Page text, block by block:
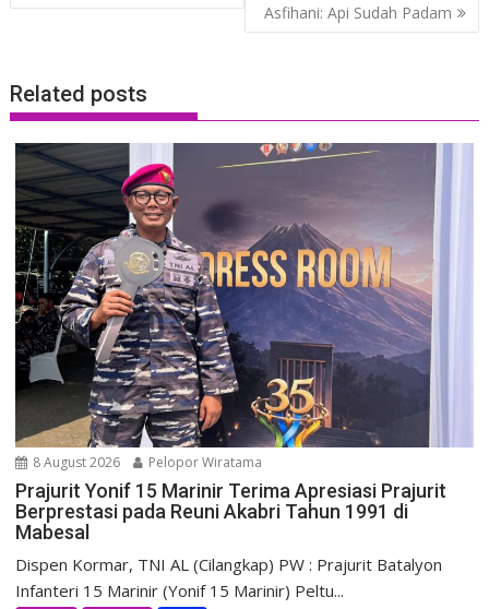
Asfihani: Api Sudah Padam
Related posts
8 August 2026 Pelopor Wiratama
Prajurit Yonif 15 Marinir Terima Apresiasi Prajurit
Berprestasi pada Reuni Akabri Tahun 1991 di
Mabesal
Dispen Kormar, TNI AL (Cilangkap) PW : Prajurit Batalyon
Infanteri 15 Marinir (Yonif 15 Marinir) Peltu...